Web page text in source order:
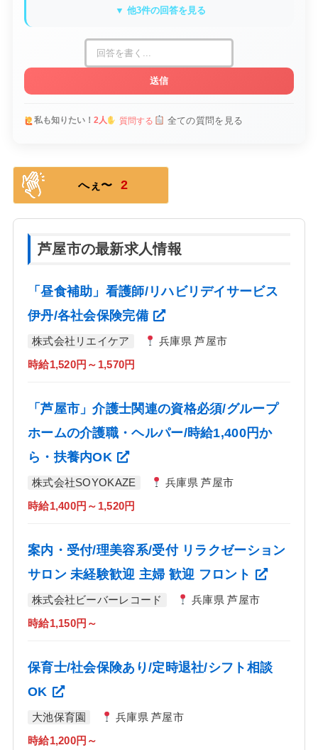
▼ 他3件の回答を見る
送信
私も知りたい！ 2人 質問する 全ての質問を見る
へぇ〜 2
芦屋市の最新求人情報
「昼食補助」看護師/リハビリデイサービス
伊丹/各社会保険完備
株式会社リエイケア 兵庫県 芦屋市
時給1,520円～1,570円
「芦屋市」介護士関連の資格必須/グループ
ホームの介護職・ヘルパー/時給1,400円か
ら・扶養内OK
株式会社SOYOKAZE 兵庫県 芦屋市
時給1,400円～1,520円
案内・受付/理美容系/受付 リラクゼーション
サロン 未経験歓迎 主婦 歓迎 フロント
株式会社ビーバーレコード 兵庫県 芦屋市
時給1,150円～
保育士/社会保険あり/定時退社/シフト相談
OK
大池保育園 兵庫県 芦屋市
時給1,200円～